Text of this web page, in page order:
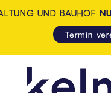
UND BAUHOF
Termin